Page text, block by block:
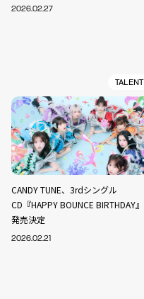
2026.02.27
TALENT
CANDY TUNE、3rdシングル
CD『HAPPY BOUNCE BIRTHDAY』
発売決定
2026.02.21